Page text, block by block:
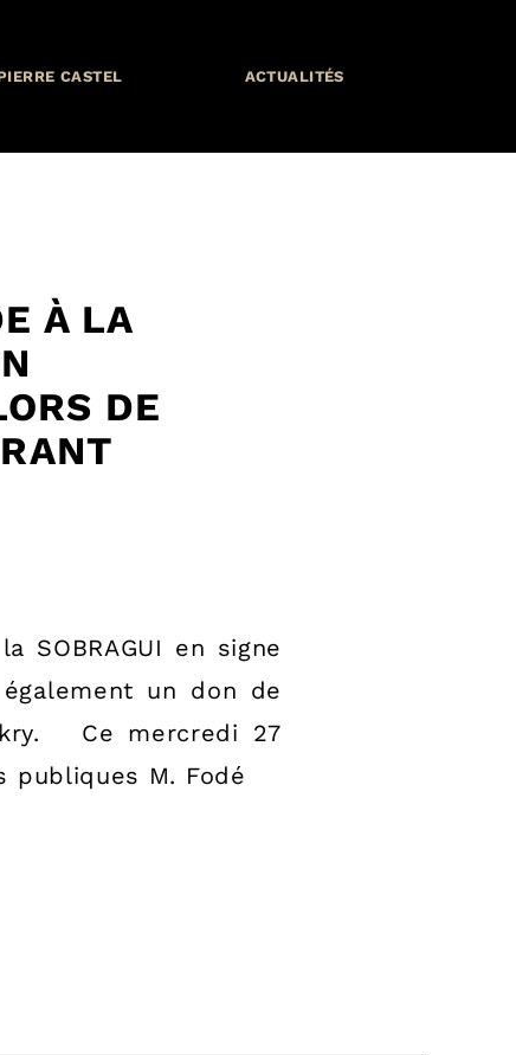
CASTEL ACTUALITÉS
À LA
DE
SOBRAGUI en signe
un don de
Ce mercredi 27
publiques M. Fodé